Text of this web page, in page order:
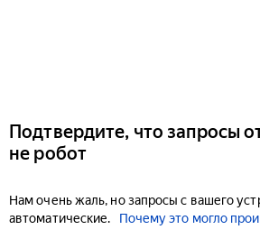
Подтвердите, что запросы
не робот
Нам очень жаль, но запросы с вашего
автоматические.
Почему это могло